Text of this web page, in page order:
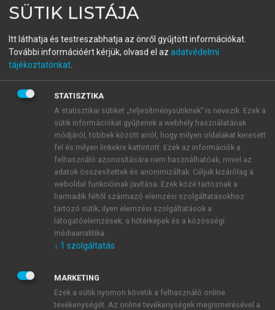
Számvitel A-tól Z-ig
11., ÁTDOLGOZOTT KIADÁS
menu_book OLVASÁS
A jegyzett tőke
A saját tőke fogalomkörébe tartozó411. Jegyzett tőke
számviteli elszámolását részleteibe menően aII .
rész A főkönyvi könyvelés gyakorlata1. A
vállalkozás megalakításacímű fejezet, ezen belül az
1.2.1.1.4. Az alaptőke műveletek számviteli elszámolása a
részvénytársaságnál,az1.2.1.2.2. Az törzstőke-műveletek
számviteli elszámolása a korlátolt felelősségű társaságnál,
valamint az
elszámolása a szövetkezetnél
tartalmazzák.
SÜTIK LISTÁJA
Itt láthatja és testreszabhatja az önről gyűjtött információkat.
További információért kérjük, olvasd el az adatvédelmi
tájékoztatónkat.
STATISZTIKA
A statisztikai sütiket „teljesítménysütiknek” is nevezik. Ezek a
sütik információkat gyűjtenek a webhely használatának
módjáról, többek között arról, hogy milyen oldalakat keresett
fel és milyen linkekre kattintott. Ezek az információk a
felhasználó azonosítására nem használhatóak, mivel az
adatok összesítettek és anonimizáltak. Céljuk kizárólag a
weboldal funkcióinak javítása. Ezek közé tartoznak a
harmadik féltől származó elemzési szolgáltatásokhoz
tartozó sütik; ilyen elemzési szolgáltatások a
látogatóelemzések, a hőtérképek és a közösségi
médiaanalitika.
↓ 1 szolgáltatás
MARKETING
Ezek a sütik nyomon követik a felhasználó online
tevékenységét. Az online tevékenységek megismerésével a